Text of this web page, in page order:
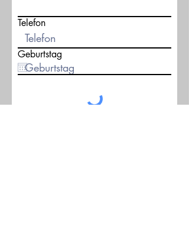
Telefon
Geburtstag